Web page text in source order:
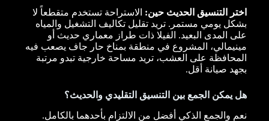
اختر التنسيق الحديث حين: الاستراحة تستخدم متقطعاً لا
بشكل يومي مستمر. تريد تقليل تكاليف التشغيل والمياه
على المدى البعيد. الفيلا ذات طراز معماري حديث أو
مينيمالي، المشروع في منطقة بمناخ حار جاف يصعب فيه
المحافظة على العشب، تريد مساحة خارجية تبدو مرتبة
بجهد صيانة أقل.
هل يمكن الجمع بين التنسيق التقليدي والحديث؟
نعم والجمع الذكي أفضل من الالتزام بأحدهما بالكامل.